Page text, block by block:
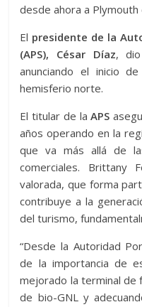
desde ahora a Plymouth
El presidente de la
(APS), César Díaz,
anunciando el inicio
hemisferio norte.
El titular de laAPS
años operando en la
que va más allá de
comerciales. Brittany
valorada, que forma
contribuye a la
del turismo,
“Desde la Autoridad
de la importancia de
mejorado la terminal de
de bio-GNL y